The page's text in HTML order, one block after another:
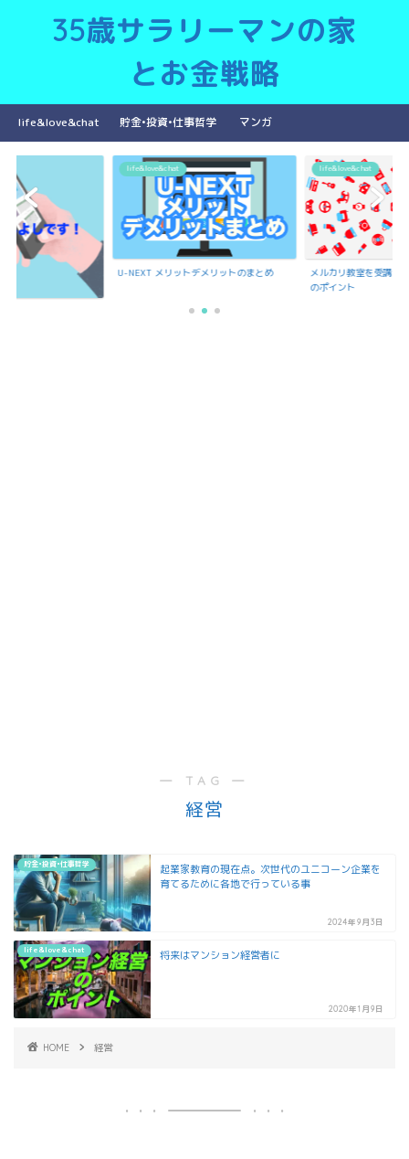
35歳サラリーマンの家
とお金戦略
life&love&chat 貯金•投資•仕事哲学 マンガ
life&love&chat
U-NEXT メリットデメリットのまとめ
life&love&chat
メルカリ教室を受講で
のポイント
― TAG ―
経営
貯金•投資•仕事哲学
起業家教育の現在点。次世代のユニコーン企業を
育てるために各地で行っている事
2024年9月3日
life&love&chat 将来はマンション経営者に
2020年1月9日
HOME 経営